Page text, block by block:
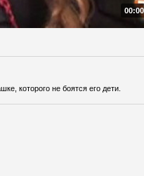
которого не боятся его дети.